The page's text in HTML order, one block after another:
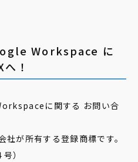
Workspace に
！
に関する お問い合
が所有する登録商標です。
）